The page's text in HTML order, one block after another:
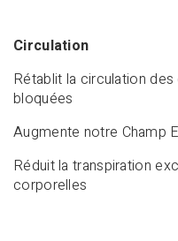
Circulation
Rétablit la circulation
bloquées
Augmente notre Champ
Réduit la transpiration
corporelles